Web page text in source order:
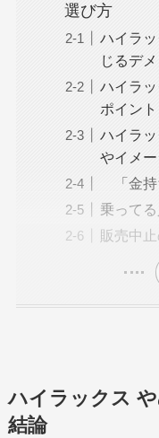
選び方
ハイラ
じるデ
ハイラ
ポイント
ハイラ
やイメ
「金持
乗って
販売中
ハイラックス
結論